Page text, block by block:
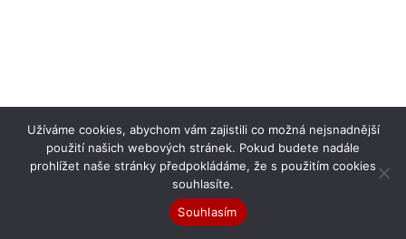
Užíváme cookies, abychom vám zajistili co možná nejsnadnější
použití našich webových stránek. Pokud budete nadále
prohlížet naše stránky předpokládáme, že s použitím cookies
souhlasíte.
Souhlasím